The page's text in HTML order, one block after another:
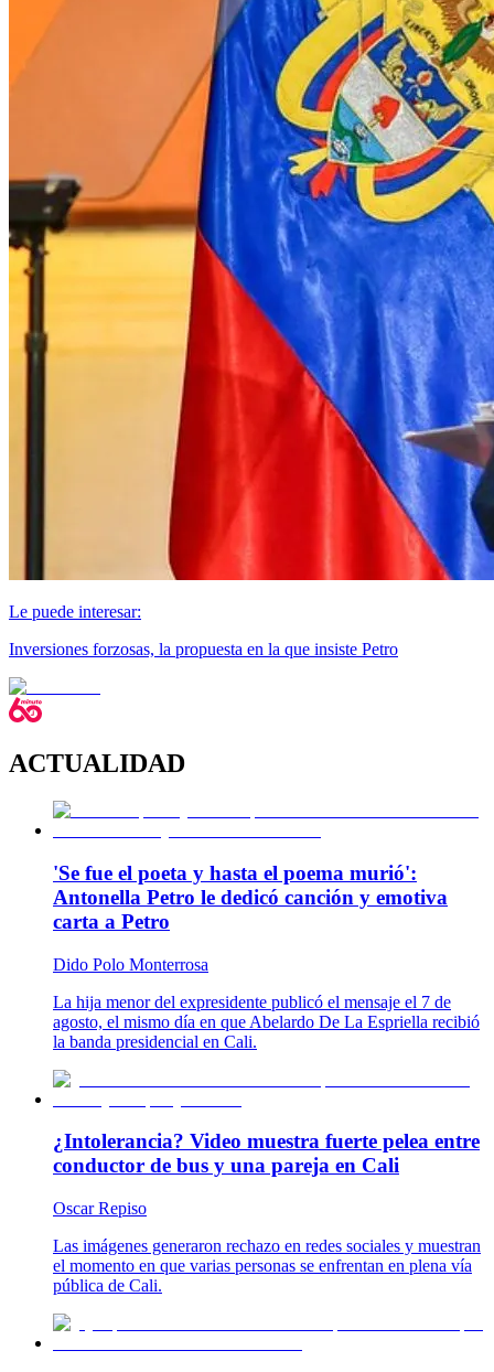
Le puede interesar:
Inversiones forzosas, la propuesta en la que insiste Petro
ACTUALIDAD
'Se fue el poeta y hasta el poema murió':
Antonella Petro le dedicó canción y emotiva
carta a Petro
Dido Polo Monterrosa
La hija menor del expresidente publicó el mensaje el 7 de
agosto, el mismo día en que Abelardo De La Espriella recibió
la banda presidencial en Cali.
¿Intolerancia? Video muestra fuerte pelea entre
conductor de bus y una pareja en Cali
Oscar Repiso
Las imágenes generaron rechazo en redes sociales y muestran
el momento en que varias personas se enfrentan en plena vía
pública de Cali.